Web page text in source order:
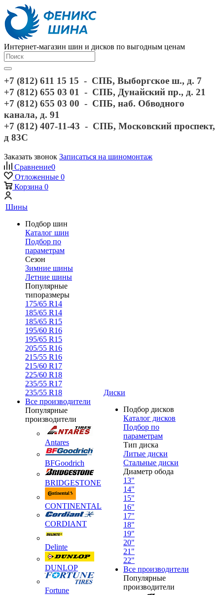
Интернет-магазин шин и дисков по выгодным ценам
+7 (812) 611 15 15 - СПБ, Выборгское ш., д. 7
+7 (812) 655 03 01 - СПБ, Дунайский пр., д. 21
+7 (812) 655 03 00 - СПБ, наб. Обводного
канала, д. 91
+7 (812) 407-11-43 - СПБ, Московский проспект,
д 83С
Заказать звонок Записаться на шиномонтаж
Сравнение0
Отложенные 0
Корзина 0
Шины
Подбор шин
Каталог шин
Подбор по
параметрам
Сезон
Зимние шины
Летние шины
Популярные
типоразмеры
175/65 R14
185/65 R14
185/65 R15
195/60 R16
195/65 R15
205/55 R16
215/55 R16
215/60 R17
225/60 R18
235/55 R17
235/55 R18
Все производители
Популярные
производители
Antares
BFGoodrich
BRIDGESTONE
CONTINENTAL
CORDIANT
Delinte
DUNLOP
Fortune
Диски
Подбор дисков
Каталог дисков
Подбор по
параметрам
Тип диска
Литые диски
Стальные диски
Диаметр обода
13"
14"
15"
16"
17"
18"
19"
20"
21"
22"
Все производители
Популярные
производители